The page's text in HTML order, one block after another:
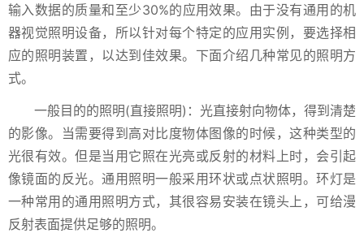
输入数据的质量和至少30%的应用效果。由于没有通用的机
器视觉照明设备，所以针对每个特定的应用实例，要选择相
应的照明装置，以达到佳效果。下面介绍几种常见的照明方
式。
一般目的的照明(直接照明)：光直接射向物体，得到清楚
的影像。当需要得到高对比度物体图像的时候，这种类型的
光很有效。但是当用它照在光亮或反射的材料上时，会引起
像镜面的反光。通用照明一般采用环状或点状照明。环灯是
一种常用的通用照明方式，其很容易安装在镜头上，可给漫
反射表面提供足够的照明。